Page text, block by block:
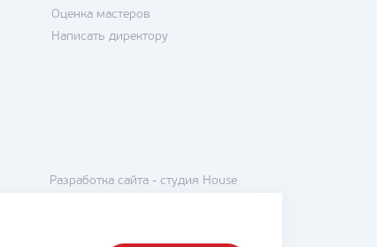
Оценка мастеров
Написать директору
Разработка сайта - студия House